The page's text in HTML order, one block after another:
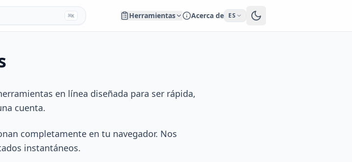
⌘K Herramientas Acerca de ES
en línea diseñada para ser rápida,
cuenta.
completamente en tu navegador. Nos
instantáneos.